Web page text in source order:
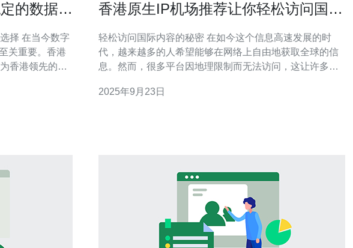
的数据中
数字
关重要。香港
香港领先的数
机
香港原生IP机场推荐让你轻松访问国际
轻松访问国际内容的秘密 在如今这个信息高速发展的时
代，越来越多的人希望能够在网络上自由地获取全球的信
息。然而，很多平台因地理限制而无法访问，这让许多用
问题。本文将为您推荐一些优秀的香港原生IP机场，让您
2025年9月23日